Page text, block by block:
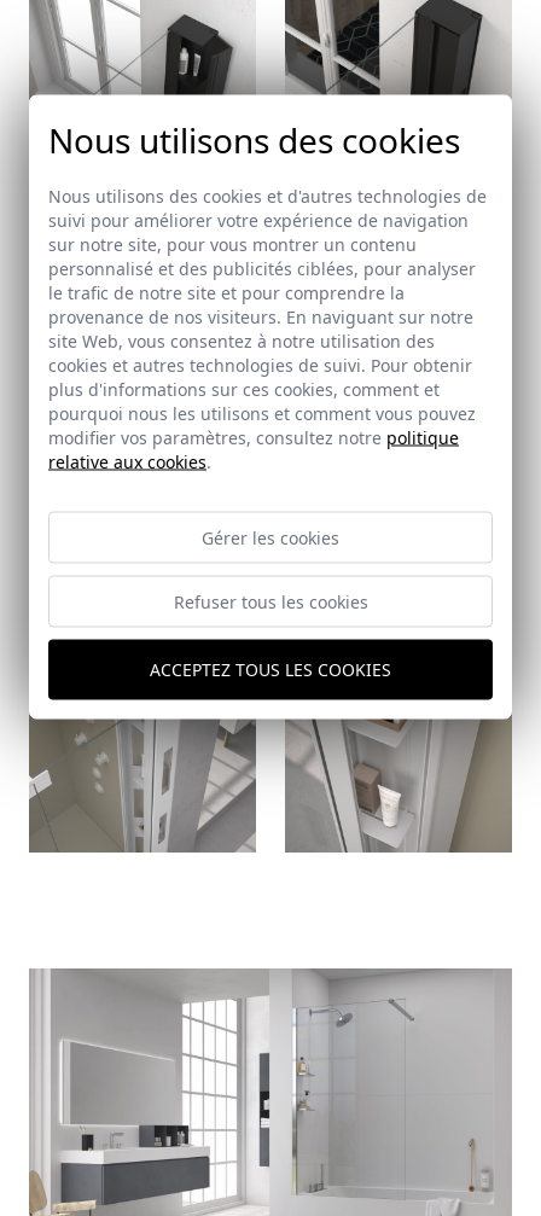
Nous utilisons des cookies
Nous utilisons des cookies et d'autres technologies de
suivi pour améliorer votre expérience de navigation
sur notre site, pour vous montrer un contenu
personnalisé et des publicités ciblées, pour analyser
le trafic de notre site et pour comprendre la
provenance de nos visiteurs. En naviguant sur notre
site Web, vous consentez à notre utilisation des
cookies et autres technologies de suivi. Pour obtenir
plus d'informations sur ces cookies, comment et
pourquoi nous les utilisons et comment vous pouvez
modifier vos paramètres, consultez notre politique
relative aux cookies.
Gérer les cookies
Refuser tous les cookies
ACCEPTEZ TOUS LES COOKIES